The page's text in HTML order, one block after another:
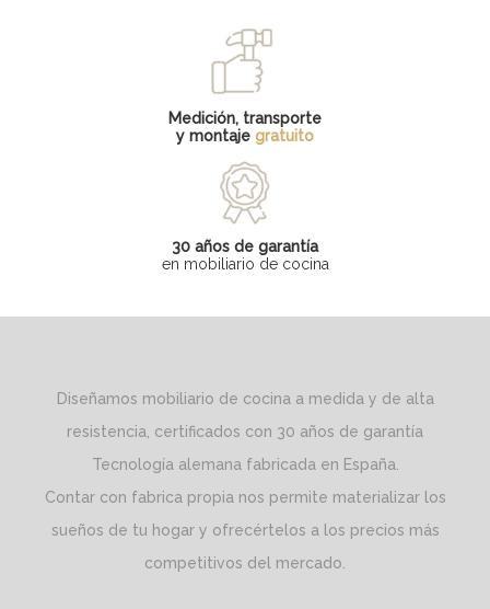
Medición, transporte
y montaje gratuito
30 años de garantía
en mobiliario de cocina
Diseñamos mobiliario de cocina a medida y de alta
resistencia, certificados con 30 años de garantía
Tecnología alemana fabricada en España.
Contar con fabrica propia nos permite materializar los
sueños de tu hogar y ofrecértelos a los precios más
competitivos del mercado.